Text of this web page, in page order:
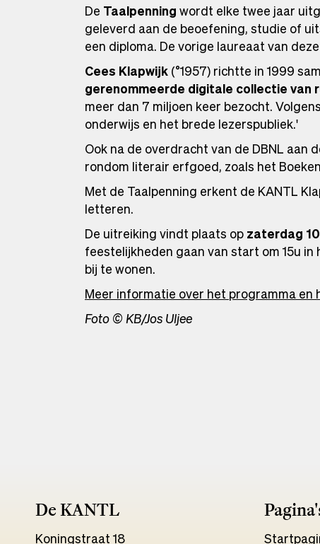
De Taalpenningwordt elke twee jaar
geleverd aan de beoefening, studie of
een diploma. De vorige laureaat van
Cees Klapwijk(°1957) richtte in 1999
gerenommeerde digitale collectie
meer dan 7 miljoen keer bezocht.
onderwijs en het brede lezerspubliek.'
Ook na de overdracht van de DBNL aan
rondom literair erfgoed, zoals het
Met de Taalpenning erkent de KANTL
letteren.
De uitreiking vindt plaats opzaterdag
feestelijkheden gaan van start om 15u
bij te wonen.
Meer informatie over het programma en
Foto © KB/Jos Uljee
De KANTL
Koningstraat 18 Start